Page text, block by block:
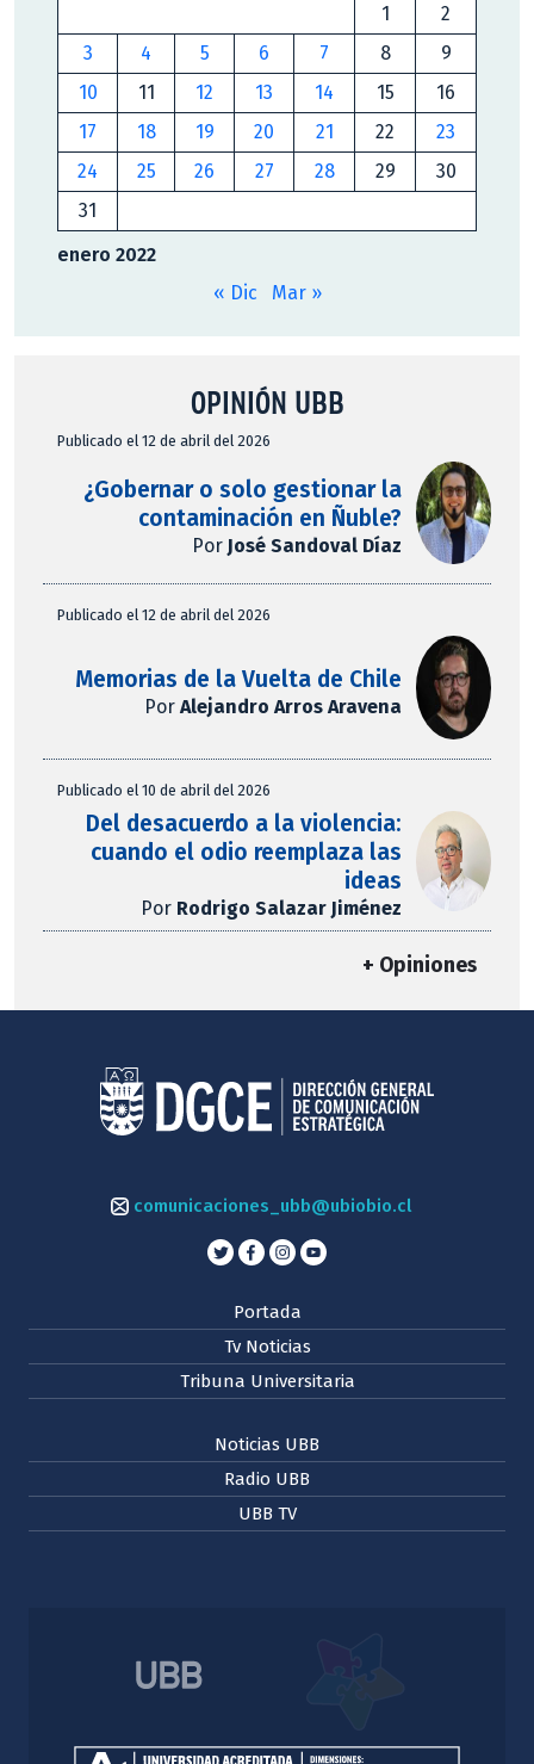
enero 2022
1
2
3
4 5 6 7 8
9
10
11 12 13 14 15
16
17
18 19 20 21 22
23
24
25 26 27 28 29
30
31
« Dic Mar »
OPINIÓN UBB
Publicado el 12 de abril del 2026
¿Gobernar o solo gestionar la
contaminación en Ñuble?
Por José Sandoval Díaz
Publicado el 12 de abril del 2026
Memorias de la Vuelta de Chile
PorAlejandro Arros Aravena
Publicado el 10 de abril del 2026
Del desacuerdo a la violencia:
cuando el odio reemplaza las
ideas
Por Rodrigo Salazar Jiménez
+ Opiniones
comunicaciones_ubb@ubiobio.cl
Portada
Tv Noticias
Tribuna Universitaria
Noticias UBB
Radio UBB
UBB TV